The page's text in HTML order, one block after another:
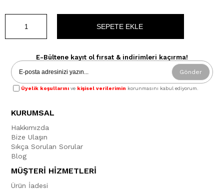
E-Bültene kayıt ol fırsat & indirimleri kaçırma!
Gönder
Üyelik koşullarını ve kişisel verilerimin korunmasını kabul ediyorum.
KURUMSAL
Hakkımızda
Bize Ulaşın
Sıkça Sorulan Sorular
Blog
MÜŞTERİ HİZMETLERİ
Ürün İadesi